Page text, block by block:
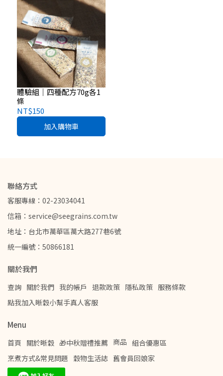
體驗組｜四種配方70g各1
條
NT$150
加入購物車
聯絡方式
客服專線：02-23034041
信箱：service@seegrains.com.tw
地址：台北市萬華區萬大路277巷6號
統一編號：50866181
關於我們
查詢 關於我們 我的帳戶 退款政策 隱私政策 服務條款
點我加入晰穀小幫手真人客服
Menu
首頁 關於晰穀 🎁中秋贈禮推薦 商品 組合優惠區
烹煮方式&常見問題 穀物生活誌 舊會員回娘家